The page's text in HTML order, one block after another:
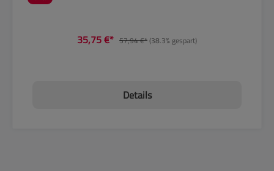
35,75 €* 57,94 €*(38.3% gespart)
Details